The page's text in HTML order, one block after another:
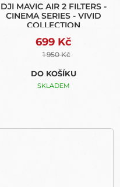
DJI MAVIC AIR 2 FILTERS -
CINEMA SERIES - VIVID
COLLECTION
699 Kč
1 950 Kč
DO KOŠÍKU
SKLADEM